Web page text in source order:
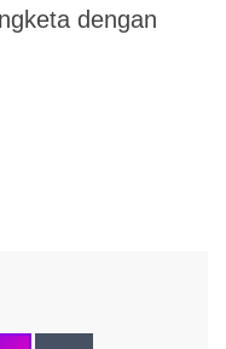
dengan